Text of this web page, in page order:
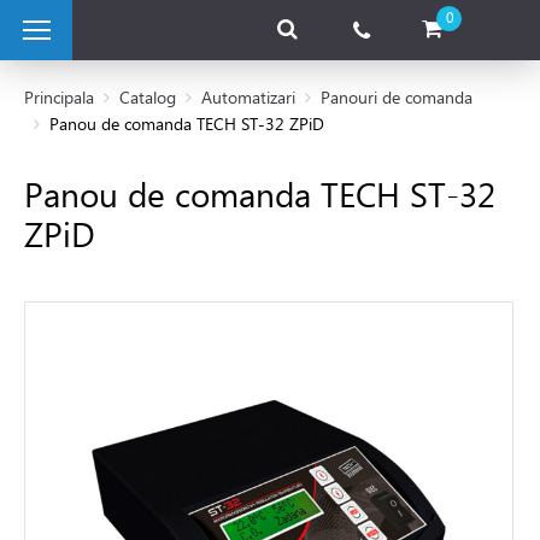
pe gaz
Fotovoltaice
0
Principala Catalog Automatizari
Panouri de comanda
Panou de comanda TECH ST-32 ZPiD
Panou de comanda TECH ST-32
ZPiD